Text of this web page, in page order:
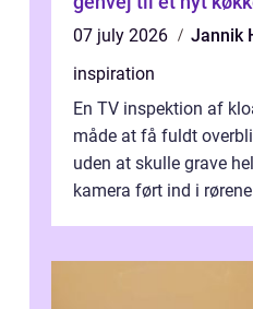
07 july 2026
Jannik
inspiration
En TV inspektion af
måde at få fuldt
uden at skulle grave
kamera ført ind i